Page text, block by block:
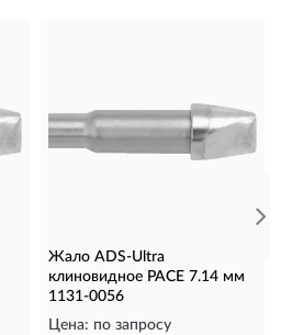
Жало ADS-Ultra
клиновидное PACE 7.14 мм
1131-0056
Цена: по запросу